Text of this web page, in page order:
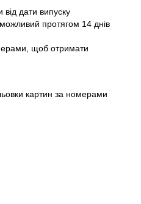
дати випуску
протягом 14 днів
щоб отримати
картин за номерами